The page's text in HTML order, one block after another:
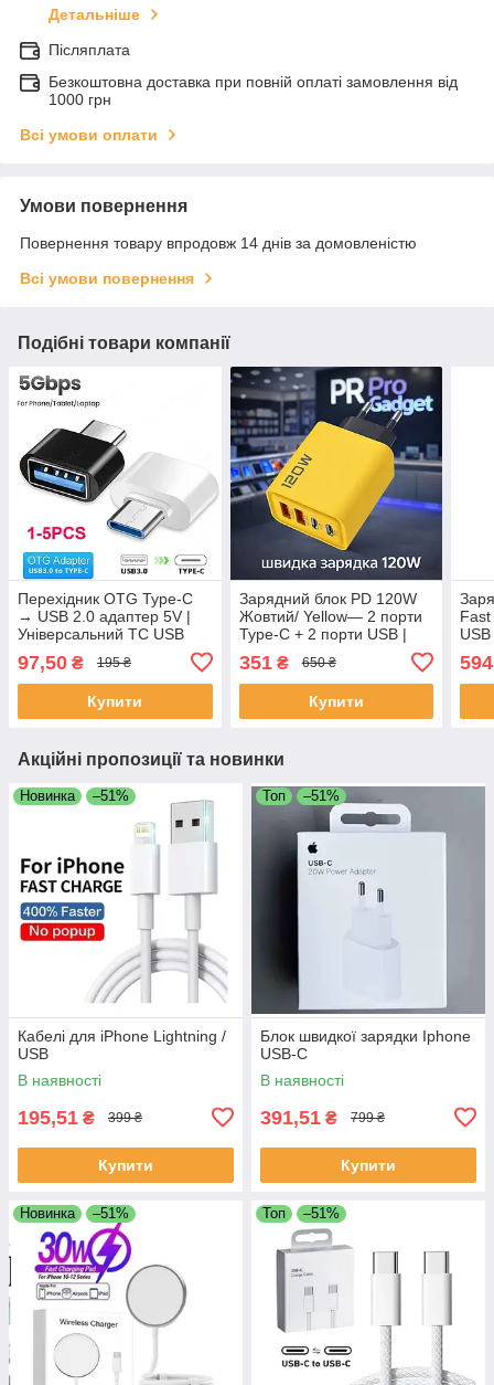
Детальніше
Післяплата
Безкоштовна доставка при повній оплаті замовлення від
1000 грн
Всі умови оплати
Умови повернення
Повернення товару впродовж 14 днів за домовленістю
Всі умови повернення
Подібні товари компанії
Перехідник OTG Type-C
→ USB 2.0 адаптер 5V |
Універсальний TC USB
для смартфона, планшета
(1/5 шт.)
97,50 ₴ 195 ₴
Купити
Зарядний блок PD 120W
Жовтий/ Yellow— 2 порти
Type-C + 2 порти USB |
для iPhone, Samsung,
Xiaomi, Huawei
351₴ 650 ₴
Купити
Fast
PD
Акційні пропозиції та новинки
Новинка –51%
Кабелі для iPhone Lightning /
USB
В наявності
195,51 ₴ 399 ₴
Купити
Топ –51%
Блок швидкої зарядки Iphone
USB-C
В наявності
391,51 ₴ 799 ₴
Купити
Новинка –51% Топ –51%